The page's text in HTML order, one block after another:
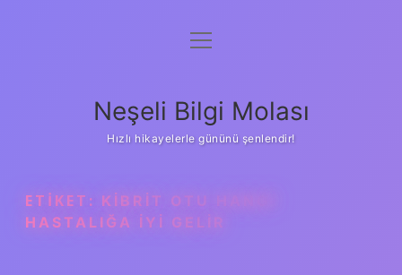
Anasayfa
Yasal Uyarı
menüyü
Neşeli Bilgi Molası
Hızlı hikayelerle gününü şenlendir!
ETIKET: KIBRIT OTU HANGI
HASTALIĞA IYI GELIR